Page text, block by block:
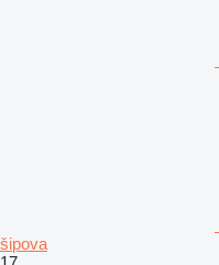
šipova